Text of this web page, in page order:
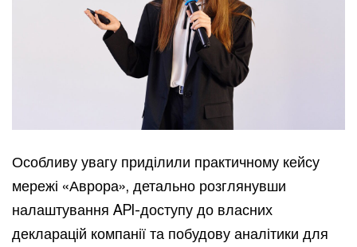
Особливу увагу приділили практичному кейсу
мережі «Аврора», детально розглянувши
налаштування API-доступу до власних
декларацій компанії та побудову аналітики для